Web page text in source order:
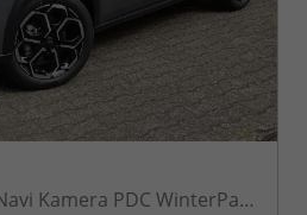
1.2 Turbo 100 MAX Navi Kamera PDC WinterPaket